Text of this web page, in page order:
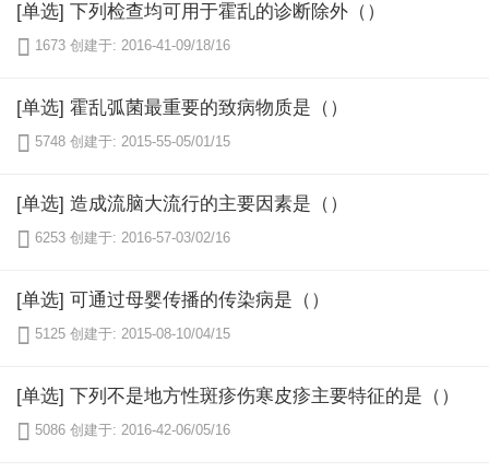
[单选] 下列检查均可用于霍乱的诊断除外（）
 1673 创建于: 2016-41-09/18/16
[单选] 霍乱弧菌最重要的致病物质是（）
 5748 创建于: 2015-55-05/01/15
[单选] 造成流脑大流行的主要因素是（）
 6253 创建于: 2016-57-03/02/16
[单选] 可通过母婴传播的传染病是（）
 5125 创建于: 2015-08-10/04/15
[单选] 下列不是地方性斑疹伤寒皮疹主要特征的是（）
 5086 创建于: 2016-42-06/05/16